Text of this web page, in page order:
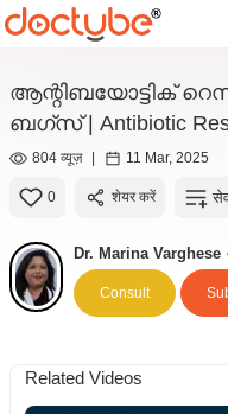
ആന്റിബയോട്ടിക്
ബഗ്സ് | Antibiotic
804 व्यूज़ | 11 Mar, 2025
0 शेयर करें
Dr. Marina Varghese
Consult
Related Videos